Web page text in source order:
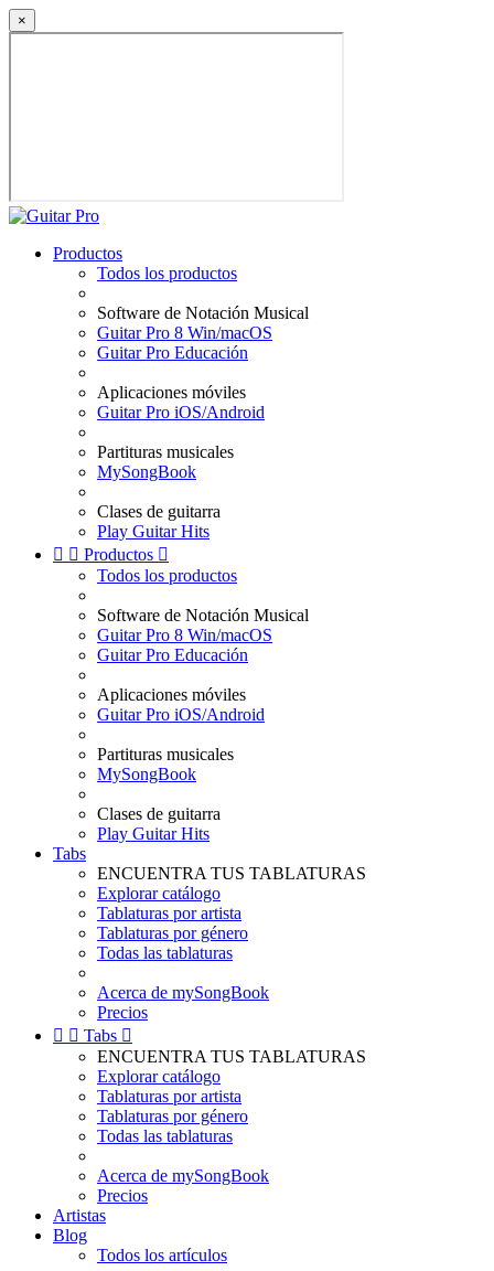
×
Productos
Todos los productos
Software de Notación Musical
Guitar Pro 8 Win/macOS
Guitar Pro Educación
Aplicaciones móviles
Guitar Pro iOS/Android
Partituras musicales
MySongBook
Clases de guitarra
Play Guitar Hits
  Productos 
Todos los productos
Software de Notación Musical
Guitar Pro 8 Win/macOS
Guitar Pro Educación
Aplicaciones móviles
Guitar Pro iOS/Android
Partituras musicales
MySongBook
Clases de guitarra
Play Guitar Hits
Tabs
ENCUENTRA TUS TABLATURAS
Explorar catálogo
Tablaturas por artista
Tablaturas por género
Todas las tablaturas
Acerca de mySongBook
Precios
  Tabs 
ENCUENTRA TUS TABLATURAS
Explorar catálogo
Tablaturas por artista
Tablaturas por género
Todas las tablaturas
Acerca de mySongBook
Precios
Artistas
Blog
Todos los artículos